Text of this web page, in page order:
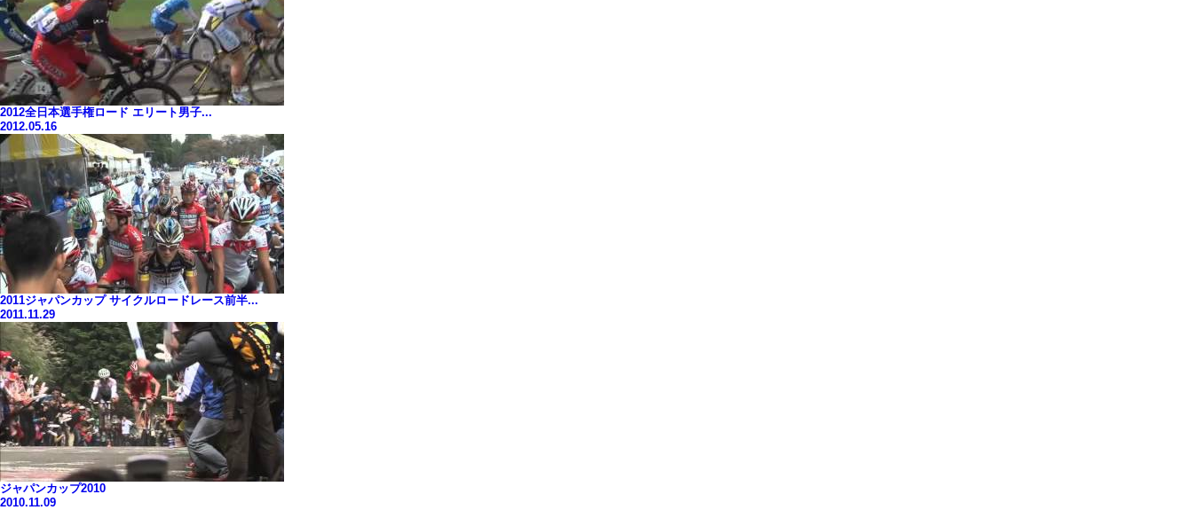
2012全日本選手権ロード エリート男子...
2012.05.16
2011ジャパンカップ サイクルロードレース前半...
2011.11.29
ジャパンカップ2010
2010.11.09